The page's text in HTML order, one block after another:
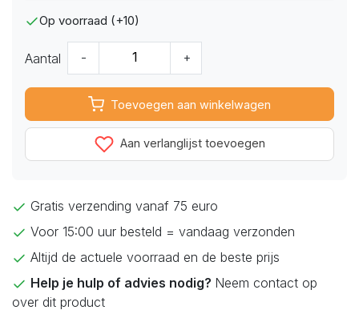
Op voorraad (+10)
Aantal - +
Toevoegen aan winkelwagen
Aan verlanglijst toevoegen
Gratis verzending vanaf 75 euro
Voor 15:00 uur besteld = vandaag verzonden
Altijd de actuele voorraad en de beste prijs
Help je hulp of advies nodig? Neem contact op
over dit product